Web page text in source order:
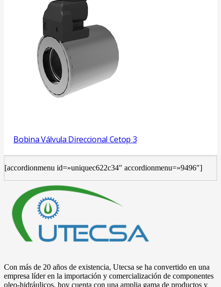
Bobina Válvula Direccional Cetop 3
[accordionmenu id=»uniquec622c34″ accordionmenu=»9496″]
Con más de 20 años de existencia, Utecsa se ha convertido en una
empresa líder en la importación y comercialización de componentes
oleo-hidráulicos, hoy cuenta con una amplia gama de productos y